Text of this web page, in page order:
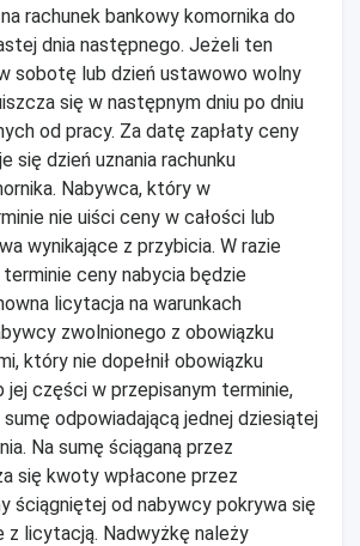
rachunek bankowy komornika do
dnia następnego. Jeżeli ten
sobotę lub dzień ustawowo wolny
się w następnym dniu po dniu
od pracy. Za datę zapłaty ceny
się dzień uznania rachunku
Nabywca, który w
nie uiści ceny w całości lub
wynikające z przybicia. W razie
terminie ceny nabycia będzie
licytacja na warunkach
zwolnionego z obowiązku
który nie dopełnił obowiązku
jej części w przepisanym terminie,
odpowiadającą jednej dziesiątej
Na sumę ściąganą przez
się kwoty wpłacone przez
ściągniętej od nabywcy pokrywa się
z licytacją. Nadwyżkę należy